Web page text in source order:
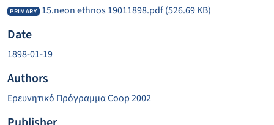
PRIMARY 15.neon ethnos 19011898.pdf(526.69 KB)
Date
1898-01-19
Authors
Ερευνητικό Πρόγραμμα Coop 2002